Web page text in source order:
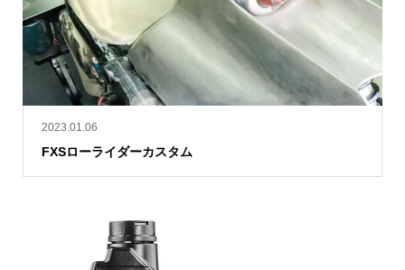
2023.01.06
FXSローライダーカスタム